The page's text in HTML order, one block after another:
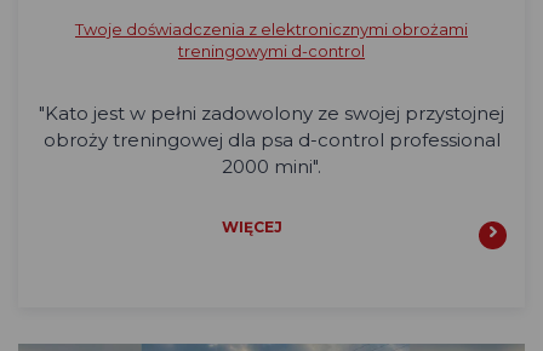
Twoje doświadczenia z elektronicznymi obrożami
treningowymi d-control
"Kato jest w pełni zadowolony ze swojej przystojnej
obroży treningowej dla psa d-control professional
2000 mini".
WIĘCEJ